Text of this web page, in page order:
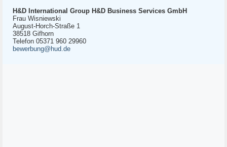
H&D International Group H&D Business Services GmbH
Frau Wisniewski
August-Horch-Straße 1
38518 Gifhorn
Telefon 05371 960 29960
bewerbung@hud.de